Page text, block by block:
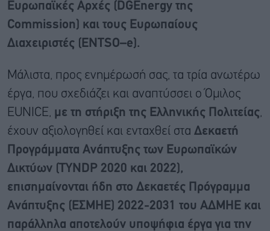
Ευρωπαϊκές Αρχές (
DGEnergy της
Commission
) και τους Ευρωπαίους
Διαχειριστές (
ENTSO–e ).
Μάλιστα, προς ενημέρωσή σας, τα τρία ανωτέρω
έργα, που σχεδιάζει και αναπτύσσει ο Όμιλος
EUNICE, με τη στήριξη της Ελληνικής Πολιτείας
έχουν αξιολογηθεί και ενταχθεί στα Δεκαετή
Προγράμματα Ανάπτυξης των Ευρωπαϊκών
Δικτύων (
TYNDP 2020 και 2022),
επισημαίνονται ήδη στο Δεκαετές Πρόγραμμα
Ανάπτυξης (ΕΣΜΗΕ) 2022-2031 του ΑΔΜΗΕ και
παράλληλα αποτελούν υποψήφια έργα για την